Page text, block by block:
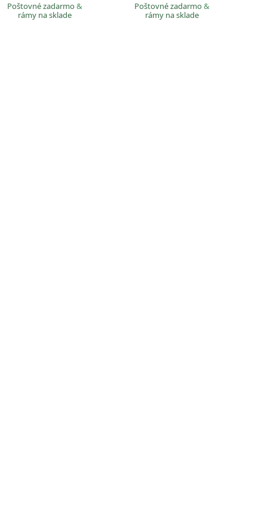
Poštovné zadarmo&
rámy na sklade
Poštovné zadarmo&
rámy na sklade